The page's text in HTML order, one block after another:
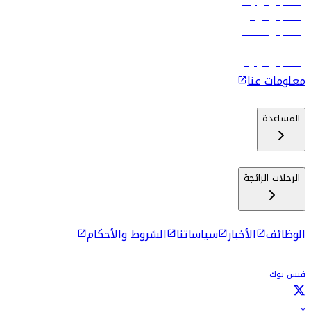
رحلات إلى الرياض
رحلات إلى مسقط
رحلات إلى ماليه
رحلات إلى كولومبو
معلومات عنا
المساعدة
الرحلات الرائجة
الوظائف الأخبار سياساتنا الشروط والأحكام
فيس بوك